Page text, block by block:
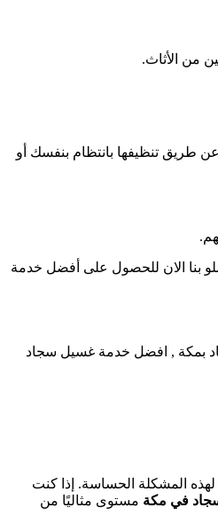
من الأثاث.
طريق تنظيفها بانتظام بنفسك أو
بنا الان للحصول على أفضل خدمة
بمكة , افضل خدمة غسيل سجاد
المشكلة الحساسة. إذا كنت
في مكة مستوى مثاليًا من